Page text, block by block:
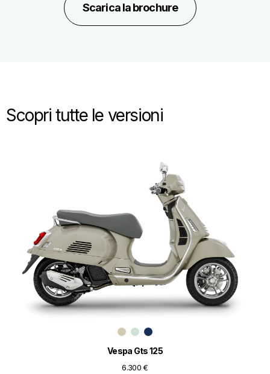
Scarica la brochure
Scopri tutte le versioni
Vespa Gts 125
6.300 €